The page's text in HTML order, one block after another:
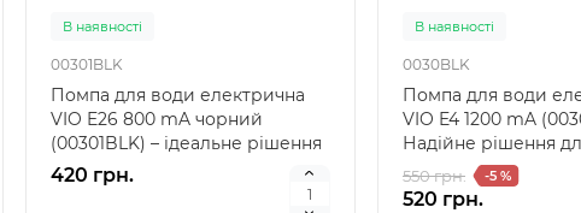
В наявностi
00301BLK
Помпа для води електрична
VIO E26 800 mA чорний
(00301BLK) – ідеальне рішення
для вашого водопостача..
420 грн.
В наявностi
0030BLK
Помпа для води
VIO E4 1200 mA
Надійне рішення
сантехніки Помпа
550 грн. -5 %
520 грн.